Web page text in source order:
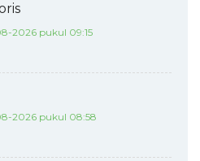
2026 pukul 09:15
2026 pukul 08:58